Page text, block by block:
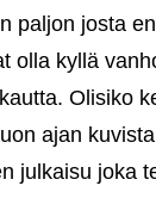
paljon josta
olla kyllä
Olisiko
ajan
julkaisu joka